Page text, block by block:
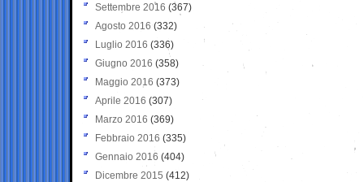
Settembre 2016 (367)
Agosto 2016 (332)
Luglio 2016 (336)
Giugno 2016 (358)
Maggio 2016 (373)
Aprile 2016 (307)
Marzo 2016 (369)
Febbraio 2016 (335)
Gennaio 2016 (404)
Dicembre 2015 (412)